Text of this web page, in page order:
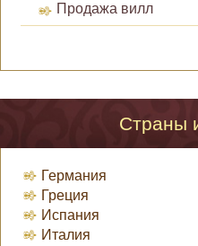
Продажа вилл
Страны
Германия
Греция
Испания
Италия